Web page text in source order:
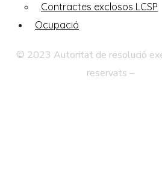
Contractes exclosos LCSP
Ocupació
© 2023 Autoritat de resolució
reservats –